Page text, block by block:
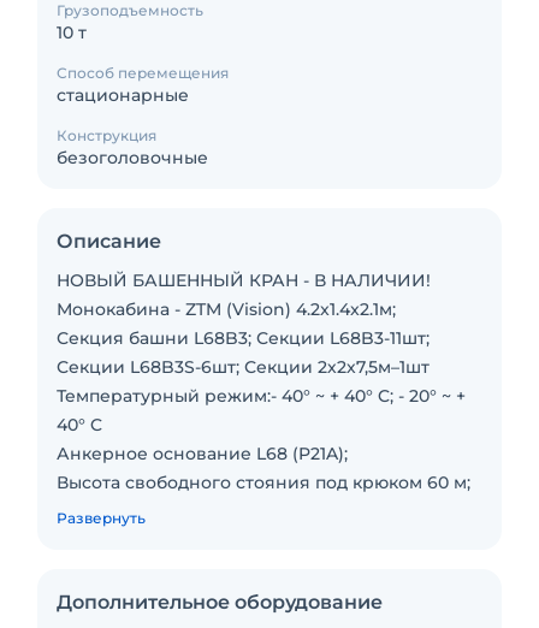
Грузоподъемность
10 т
Способ перемещения
стационарные
Конструкция
безоголовочные
Описание
НОВЫЙ БАШЕННЫЙ КРАН - В НАЛИЧИИ!
Монокабина - ZTM (Vision) 4.2x1.4x2.1м;
Секция башни L68B3; Секции L68B3-11шт;
Секции L68B3S-6шт; Секции 2х2х7,5м–1шт
Температурный режим:- 40° ~ + 40° C; - 20° ~ +
40° C
Анкерное основание L68 (P21A);
Высота свободного стояния под крюком 60 м;
Длина стрелы - 70 м;
тонн;
Развернуть
Дополнительное оборудование